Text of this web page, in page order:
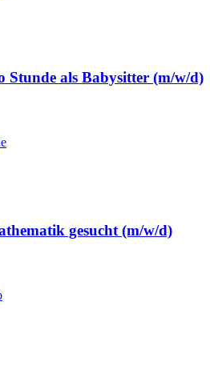
Stunde als Babysitter (m/w/d)
gesucht (m/w/d)